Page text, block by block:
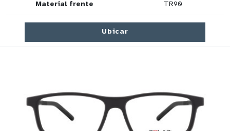
Material frente TR90
Ubicar